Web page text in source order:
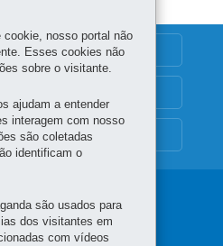
nosso portal não
Esses cookies não
sobre o visitante.
ajudam a entender
interagem com nosso
são coletadas
identificam o
são usados para
dos visitantes em
com vídeos